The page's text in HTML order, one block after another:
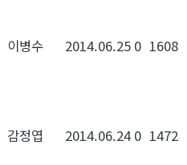
이병수 2014.06.25 0 1608
감정엽 2014.06.24 0 1472